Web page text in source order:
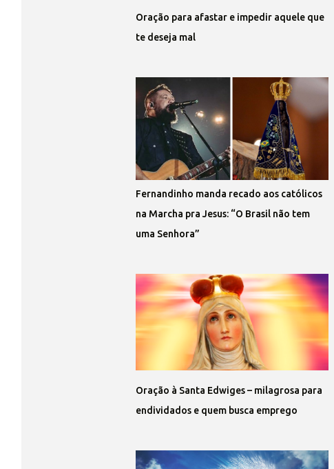
Oração para afastar e impedir aquele que
te deseja mal
Fernandinho manda recado aos católicos
na Marcha pra Jesus: “O Brasil não tem
uma Senhora”
Oração à Santa Edwiges – milagrosa para
endividados e quem busca emprego